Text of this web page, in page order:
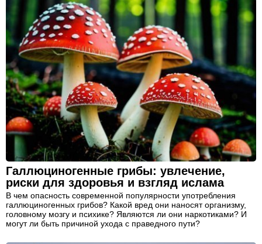
Галлюциногенные грибы: увлечение,
риски для здоровья и взгляд ислама
В чем опасность современной популярности употребления
галлюциногенных грибов? Какой вред они наносят организму,
головному мозгу и психике? Являются ли они наркотиками? И
могут ли быть причиной ухода с праведного пути?